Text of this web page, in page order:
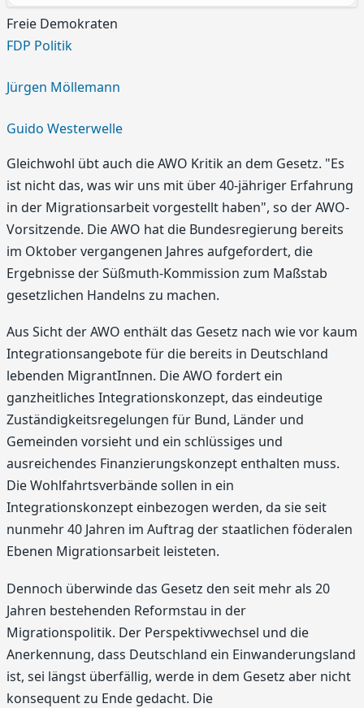
Freie Demokraten
FDP Politik
Jürgen Möllemann
Guido Westerwelle
Gleichwohl übt auch die AWO Kritik an dem Gesetz. "Es
ist nicht das, was wir uns mit über 40-jähriger Erfahrung
in der Migrationsarbeit vorgestellt haben", so der AWO-
Vorsitzende. Die AWO hat die Bundesregierung bereits
im Oktober vergangenen Jahres aufgefordert, die
Ergebnisse der Süßmuth-Kommission zum Maßstab
gesetzlichen Handelns zu machen.
Aus Sicht der AWO enthält das Gesetz nach wie vor kaum
Integrationsangebote für die bereits in Deutschland
lebenden MigrantInnen. Die AWO fordert ein
ganzheitliches Integrationskonzept, das eindeutige
Zuständigkeitsregelungen für Bund, Länder und
Gemeinden vorsieht und ein schlüssiges und
ausreichendes Finanzierungskonzept enthalten muss.
Die Wohlfahrtsverbände sollen in ein
Integrationskonzept einbezogen werden, da sie seit
nunmehr 40 Jahren im Auftrag der staatlichen föderalen
Ebenen Migrationsarbeit leisteten.
Dennoch überwinde das Gesetz den seit mehr als 20
Jahren bestehenden Reformstau in der
Migrationspolitik. Der Perspektivwechsel und die
Anerkennung, dass Deutschland ein Einwanderungsland
ist, sei längst überfällig, werde in dem Gesetz aber nicht
konsequent zu Ende gedacht. Die